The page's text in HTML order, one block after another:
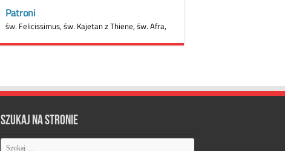
Szukaj na stronie